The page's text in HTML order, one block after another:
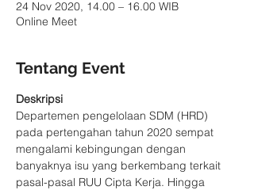
24 Nov 2020, 14.00 – 16.00 WIB
Online Meet
Tentang Event
Deskripsi
Departemen pengelolaan SDM (HRD)
pada pertengahan tahun 2020 sempat
mengalami kebingungan dengan
banyaknya isu yang berkembang terkait
pasal-pasal RUU Cipta Kerja. Hingga